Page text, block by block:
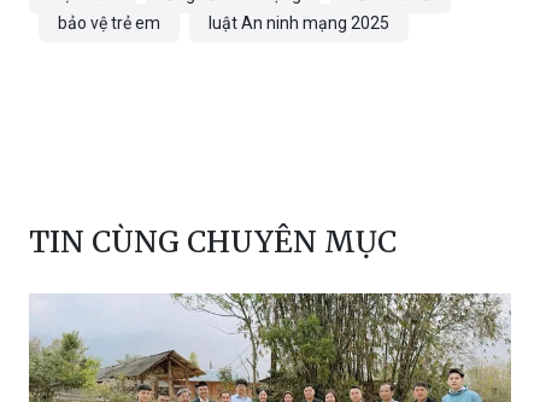
bảo vệ trẻ em
luật An ninh mạng 2025
TIN CÙNG CHUYÊN MỤC